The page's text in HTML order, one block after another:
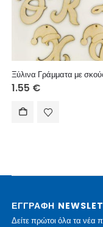
1.55 €
ΕΓΓΡΑΦΗ
Δείτε πρώτοι όλα τα νέα